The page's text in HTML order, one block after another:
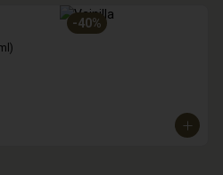
-40%